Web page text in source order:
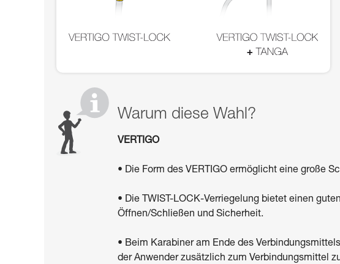
Warum diese Wahl?
VERTIGO
• Die Form des VERTIGO ermöglicht eine große
• Die TWIST-LOCK-Verriegelung bietet einen
Öffnen/Schließen und Sicherheit.
• Beim Karabiner am Ende des
der Anwender zusätzlich zum Verbindungsmittel